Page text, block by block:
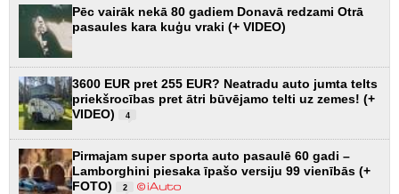
Pēc vairāk nekā 80 gadiem Donavā redzami Otrā
pasaules kara kuģu vraki (+ VIDEO)
3600 EUR pret 255 EUR? Neatradu auto jumta telts
priekšrocības pret ātri būvējamo telti uz zemes! (+
VIDEO)
4
Pirmajam super sporta auto pasaulē 60 gadi –
Lamborghini piesaka īpašo versiju 99 vienībās (+
FOTO)
2